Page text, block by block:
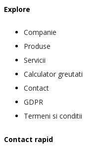
Explore
Companie
Produse
Servicii
Calculator greutati
Contact
GDPR
Termeni si conditii
Contact rapid